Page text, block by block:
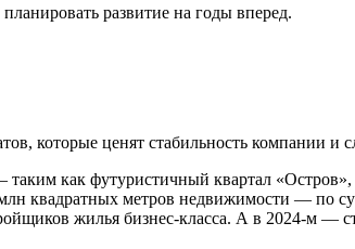
развитие на годы вперед.
которые ценят стабильность компании и
как футуристичный квартал
квадратных метров недвижимости — по
жилья бизнес-класса. А в 2024-м —